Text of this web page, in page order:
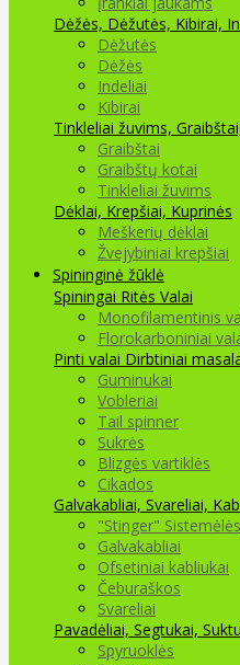
Dėžės, Dėžutės, Kibirai,
Dėžutės
Dėžės
Indeliai
Kibirai
Tinkleliai žuvims,
Graibštai
Graibštų kotai
Tinkleliai žuvims
Dėklai, Krepšiai, Kuprinės
Meškerių dėklai
Žvejybiniai krepšiai
Spininginė žūklė
Spiningai Ritės Valai
Monofilamentinis
Florokarboniniai
Pinti valai Dirbtiniai
Guminukai
Vobleriai
Tail spinner
Sukrės
Blizgės vartiklės
Cikados
Galvakabliai, Svareliai,
"Stinger" Sistemėlės
Galvakabliai
Ofsetiniai kabliukai
Čeburaškos
Svareliai
Pavadėliai, Segtukai,
Spyruoklės